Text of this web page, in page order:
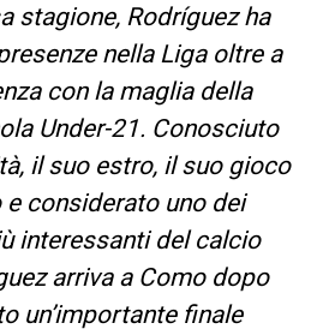
stagione, Rodríguez ha
nella Liga oltre a
con la maglia della
Under-21. Conosciuto
il suo estro, il suo gioco
e considerato uno dei
interessanti del calcio
arriva a Como dopo
un’importante finale